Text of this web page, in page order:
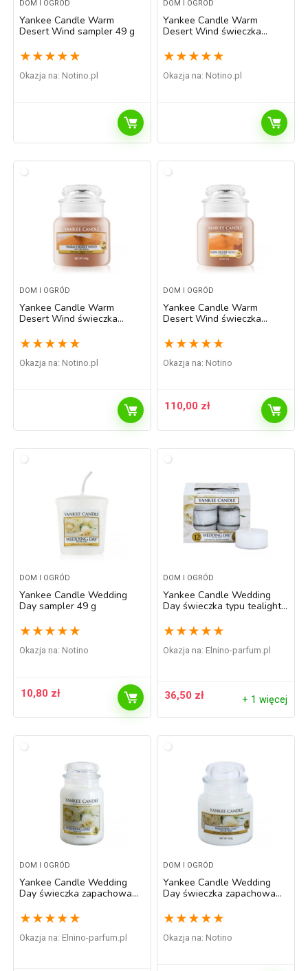
DOM I OGRÓD
Yankee Candle Warm
Desert Wind sampler 49 g
★ ★ ★ ★ ★
Okazja na: notino.pl
DOM I OGRÓD
Yankee Candle Warm
Desert Wind świeczka
623 g
★ ★ ★ ★ ★
Okazja na: notino.pl
DOM I OGRÓD
Yankee Candle Warm
Desert Wind świeczka
104 g
★ ★ ★ ★ ★
Okazja na: notino.pl
DOM I OGRÓD
Yankee Candle Warm
Desert Wind świeczka
411 g
★ ★ ★ ★ ★
Okazja na: Notino
110,00 zł
DOM I OGRÓD
Yankee Candle Wedding
Day sampler 49 g
★ ★ ★ ★ ★
Okazja na: Notino
10,80 zł
DOM I OGRÓD
Yankee Candle Wedding
Day świeczka typu tealight
★ ★ ★ ★ ★
Okazja na: elnino-parfum.pl
36,50 zł + 1 więcej
DOM I OGRÓD
Yankee Candle Wedding
Day świeczka zapachowa
★ ★ ★ ★ ★
Okazja na: elnino-parfum.pl
DOM I OGRÓD
Yankee Candle Wedding
Day świeczka zapachowa
★ ★ ★ ★ ★
Okazja na: Notino